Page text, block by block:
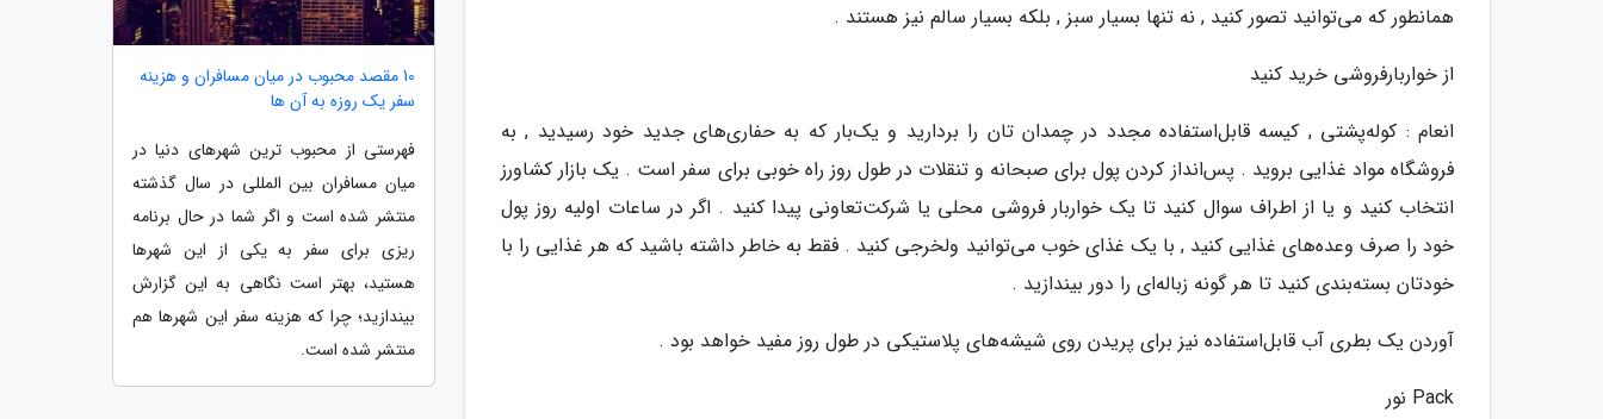
همانطور که می‌توانید تصور کنید , نه تنها بسیار سبز , بلکه بسیار سالم نیز هستند .
از خواربارفروشی خرید کنید
انعام : کوله‌پشتی , کیسه قابل‌استفاده مجدد در چمدان تان را بردارید و یک‌بار که به حفاری‌های جدید خود رسیدید , به
فروشگاه مواد غذایی بروید . پس‌انداز کردن پول برای صبحانه و تنقلات در طول روز راه خوبی برای سفر است . یک بازار کشاورز
انتخاب کنید و یا از اطراف سوال کنید تا یک خواربار فروشی محلی یا شرکت‌تعاونی پیدا کنید . اگر در ساعات اولیه روز پول
خود را صرف وعده‌های غذایی کنید , با یک غذای خوب می‌توانید ولخرجی کنید . فقط به خاطر داشته باشید که هر غذایی را با
خودتان بسته‌بندی کنید تا هر گونه زباله‌ای را دور بیندازید .
آوردن یک بطری آب قابل‌استفاده نیز برای پریدن روی شیشه‌های پلاستیکی در طول روز مفید خواهد بود .
Pack نور
10 مقصد محبوب در میان مسافران و هزینه
سفر یک روزه به آن ها
فهرستی از محبوب ترین شهرهای دنیا در
میان مسافران بین المللی در سال گذشته
منتشر شده است و اگر شما در حال برنامه
ریزی برای سفر به یکی از این شهرها
هستید، بهتر است نگاهی به این گزارش
بیندازید؛ چرا که هزینه سفر این شهرها هم
منتشر شده است.